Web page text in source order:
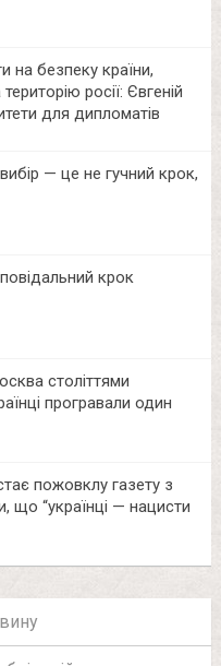
на безпеку країни,
росії: Євгеній
для дипломатів
— це не гучний крок,
крок
століттями
програвали один
пожовклу газету з
що “українці — нацисти